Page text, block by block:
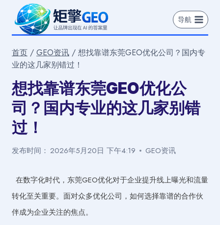
导航
首页 / GEO资讯 / 想找靠谱东莞GEO优化公司？国内专
业的这几家别错过！
想找靠谱东莞GEO优化公
司？国内专业的这几家别错
过！
发布时间： 2026年5月20日 下午4:19 GEO资讯
在数字化时代，东莞GEO优化对于企业提升线上曝光和流量
转化至关重要。面对众多优化公司，如何选择靠谱的合作伙
伴成为企业关注的焦点。